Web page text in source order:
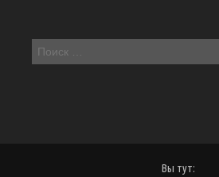
Вы тут: